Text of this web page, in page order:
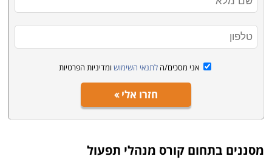
אני מסכים/ה לתנאי השימוש ומדיניות הפרטיות
חזרו אלי
מסננים בתחום קורס מנהלי תפעול